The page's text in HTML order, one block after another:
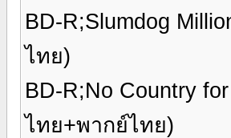
BD-R;Slumdog
ไทย)
BD-R;No Country
ไทย+พากย์ไทย)